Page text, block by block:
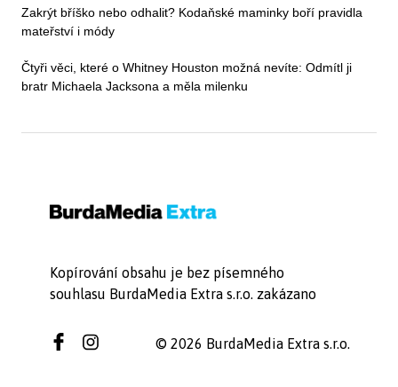
Zakrýt bříško nebo odhalit? Kodaňské maminky boří pravidla
mateřství i módy
Čtyři věci, které o Whitney Houston možná nevíte: Odmítl ji
bratr Michaela Jacksona a měla milenku
Kopírování obsahu je bez písemného
souhlasu BurdaMedia Extra s.r.o. zakázano
© 2026 BurdaMedia Extra s.r.o.